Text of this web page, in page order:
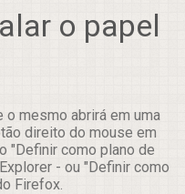
o papel
o mesmo abrirá em uma
direito do mouse em
"Definir como plano de
- ou "Definir como
Firefox.